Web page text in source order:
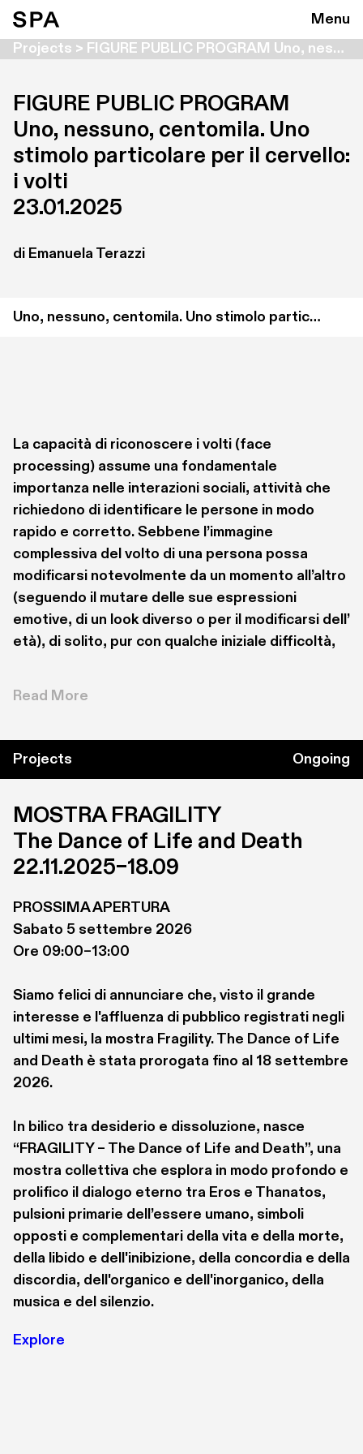
Menu
Projects > FIGURE PUBLIC PROGRAM Uno, nessuno, centomila. Uno stimolo particolare per il cervello: i volti
FIGURE PUBLIC PROGRAM
Uno, nessuno, centomila. Uno
stimolo particolare per il cervello:
i volti
23.01.2025
di Emanuela Terazzi
Uno, nessuno, centomila. Uno stimolo particolare per il cervello: i volti di Emanuela Terazzi
La capacità di riconoscere i volti (face
processing) assume una fondamentale
importanza nelle interazioni sociali, attività che
richiedono di identificare le persone in modo
rapido e corretto. Sebbene l’immagine
complessiva del volto di una persona possa
modificarsi notevolmente da un momento all’altro
(seguendo il mutare delle sue espressioni
emotive, di un look diverso o per il modificarsi dell’
età), di solito, pur con qualche iniziale difficoltà,
visiva di facce. L’osservazione di volti umani attiva
per le Facce (FFA).  La sua lesione causa una
malattia detta prosopoagnosia, che impedisce il
selettivamente il riconoscimento dei volti, ma che
Il riconoscimento dei volti si basa su circuiti
cerebrali differenti da quelli che permettono il
riconoscimento delle espressioni facciali (che
diretta di una persona poiché suscettibili di
modificazione sul volto del singolo individuo). Da
sempre il volto è “lo specchio dell’anima” e viene
considerato come il luogo su cui si disegnano i
caratteri e le emozioni dell’uomo. La nostra
emozioni, opinioni e stati d’animo. Mentre
possiamo imparare a manipolare alcune
espressioni (ad es. il sorriso), altre espressioni
facciali sono inconsapevoli e riflettono i nostri
veri sentimenti.
Read More
Projects Ongoing
MOSTRA FRAGILITY
The Dance of Life and Death
22.11.2025–18.09
PROSSIMA APERTURA
Sabato 5 settembre 2026
Ore 09:00–13:00
Siamo felici di annunciare che, visto il grande
interesse e l'affluenza di pubblico registrati negli
ultimi mesi, la mostra Fragility. The Dance of Life
and Death è stata prorogata fino al 18 settembre
2026.
In bilico tra desiderio e dissoluzione, nasce
“FRAGILITY – The Dance of Life and Death”, una
mostra collettiva che esplora in modo profondo e
prolifico il dialogo eterno tra Eros e Thanatos,
pulsioni primarie dell’essere umano, simboli
opposti e complementari della vita e della morte,
della libido e dell'inibizione, della concordia e della
discordia, dell'organico e dell'inorganico, della
musica e del silenzio.
Explore